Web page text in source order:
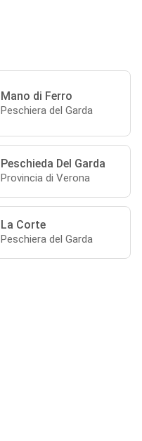
Mano di Ferro
Peschiera del Garda
Peschieda Del Garda
Provincia di Verona
La Corte
Peschiera del Garda